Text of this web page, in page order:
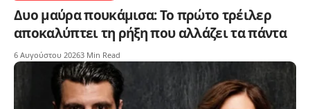
Δυο μαύρα πουκάμισα: Το πρώτο τρέιλερ
αποκαλύπτει τη ρήξη που αλλάζει τα πάντα
6 Αυγούστου 20263 Min Read